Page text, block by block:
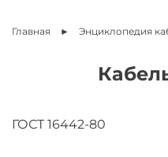
Главная Энциклопедия
ГОСТ 16442-80